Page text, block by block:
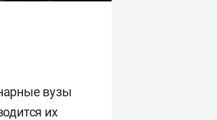
вузы
их